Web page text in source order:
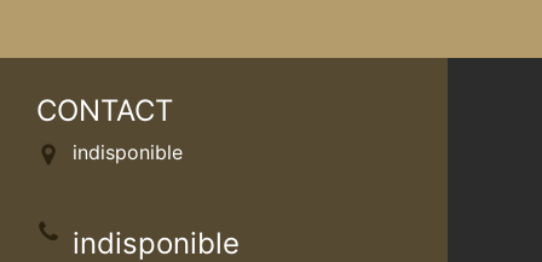
CONTACT
indisponible
indisponible